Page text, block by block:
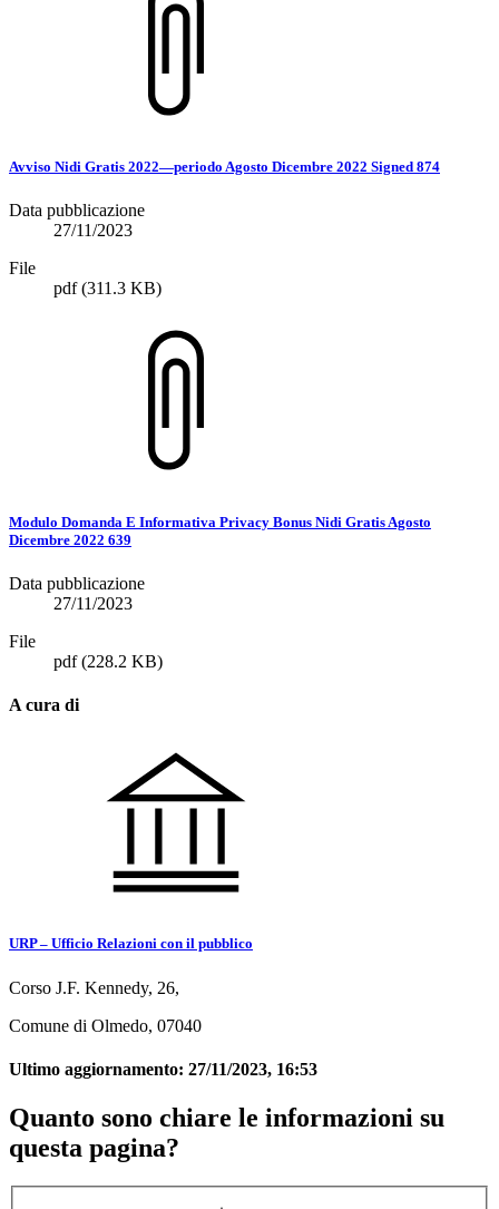
Avviso Nidi Gratis 2022—periodo Agosto Dicembre 2022 Signed 874
Data pubblicazione
27/11/2023
File
pdf(311.3 KB)
Modulo Domanda E Informativa Privacy Bonus Nidi Gratis Agosto
Dicembre 2022 639
Data pubblicazione
27/11/2023
File
pdf(228.2 KB)
A cura di
URP – Ufficio Relazioni con il pubblico
Corso J.F. Kennedy, 26,
Comune di Olmedo, 07040
Ultimo aggiornamento: 27/11/2023, 16:53
Quanto sono chiare le informazioni su
questa pagina?